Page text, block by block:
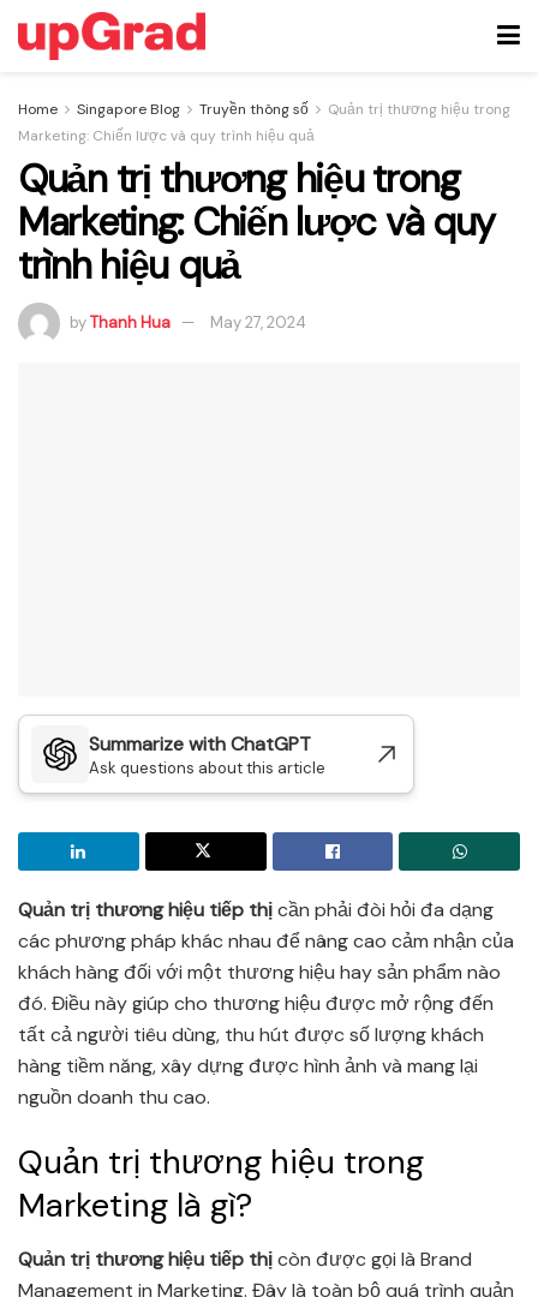
Home Singapore Blog Truyền thông số
Quản trị thương hiệu trong
Marketing: Chiến lược và quy trình hiệu quả
Quản trị thương hiệu trong
Marketing: Chiến lược và quy
trình hiệu quả
byThanh Hua May 27, 2024
Summarize with ChatGPT
Ask questions about this article
Quản trị thương hiệu tiếp thịcần phải đòi hỏi đa dạng
các phương pháp khác nhau để nâng cao cảm nhận của
khách hàng đối với một thương hiệu hay sản phẩm nào
đó. Điều này giúp cho thương hiệu được mở rộng đến
tất cả người tiêu dùng, thu hút được số lượng khách
hàng tiềm năng, xây dựng được hình ảnh và mang lại
nguồn doanh thu cao.
Quản trị thương hiệu trong
Marketing là gì?
Quản trị thương hiệu tiếp thịcòn được gọi là Brand
Management in Marketing. Đây là toàn bộ quá trình quản